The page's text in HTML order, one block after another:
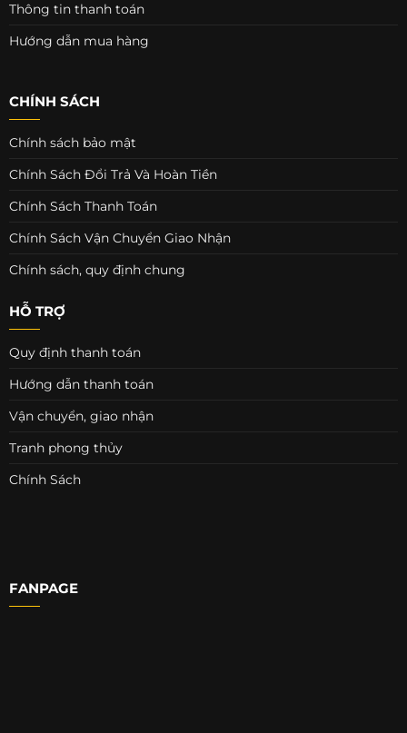
Thông tin thanh toán
Hướng dẫn mua hàng
CHÍNH SÁCH
Chính sách bảo mật
Chính Sách Đổi Trả Và Hoàn Tiền
Chính Sách Thanh Toán
Chính Sách Vận Chuyển Giao Nhận
Chính sách, quy định chung
HỖ TRỢ
Quy định thanh toán
Hướng dẫn thanh toán
Vận chuyển, giao nhận
Tranh phong thủy
Chính Sách
FANPAGE